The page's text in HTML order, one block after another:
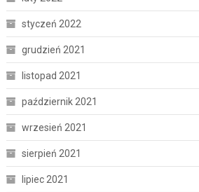
styczeń 2022
grudzień 2021
listopad 2021
październik 2021
wrzesień 2021
sierpień 2021
lipiec 2021